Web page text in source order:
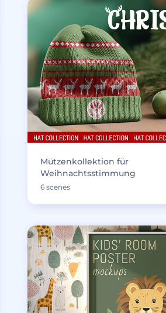
Mützenkollektion für
Weihnachtsstimmung
6 scenes